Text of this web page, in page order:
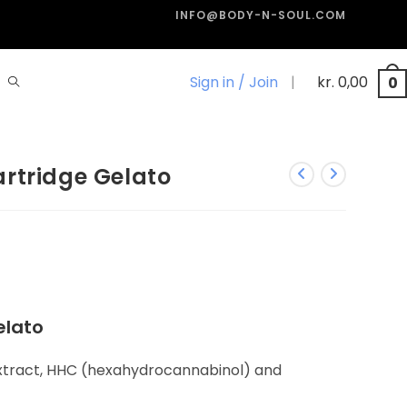
INFO@BODY-N-SOUL.COM
Sign in / Join | kr. 0,00 0
Gelato
HHC (hexahydrocannabinol) and